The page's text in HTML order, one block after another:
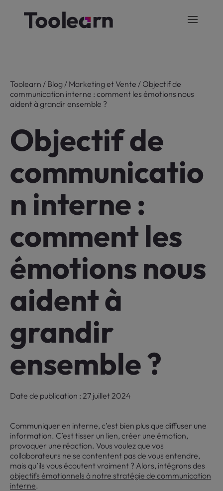
Toolearn / Blog / Marketing et Vente / Objectif de
communication interne : comment les émotions nous
aident à grandir ensemble ?
Objectif de
communicatio
n interne :
comment les
émotions nous
aident à
grandir
ensemble ?
Date de publication : 27 juillet 2024
Communiquer en interne, c’est bien plus que diffuser une
information. C’est tisser un lien, créer une émotion,
provoquer une réaction. Vous voulez que vos
collaborateurs ne se contentent pas de vous entendre,
mais qu’ils vous écoutent vraiment ? Alors, intégrons des
objectifs émotionnels à notre stratégie de communication
interne.